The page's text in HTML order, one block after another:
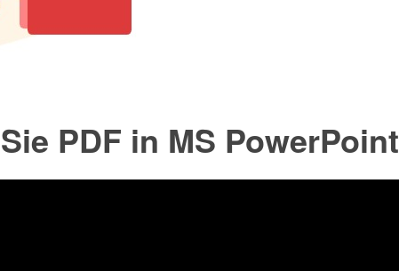
PDF in MS PowerPoint